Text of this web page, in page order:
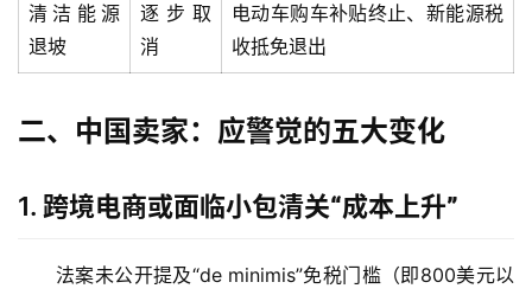
清洁能源
退坡
逐步取
消
电动车购车补贴终止、新能源税
收抵免退出
二、中国卖家：应警觉的五大变化
1. 跨境电商或面临小包清关“成本上升”
法案未公开提及“de minimis”免税门槛（即800美元以